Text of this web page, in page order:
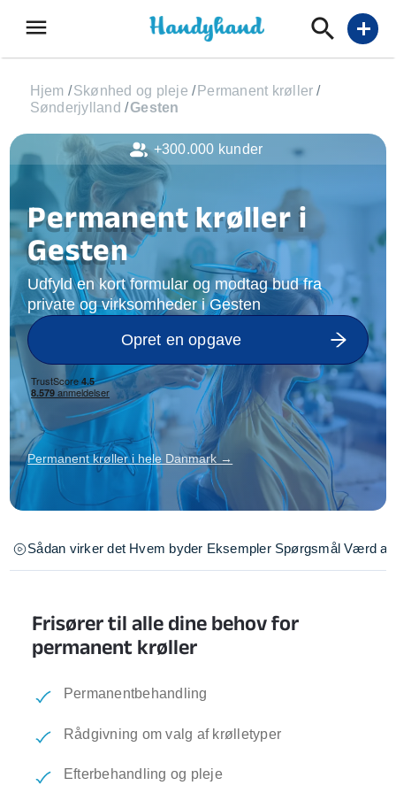
menu add
Hjem /Skønhed og pleje / Permanent krøller /
Sønderjylland /Gesten
Permanent krøller i
Gesten
Udfyld en kort formular og modtag bud fra
private og virksomheder i Gesten
Opret en opgave
Permanent krøller i hele Danmark →
Sådan virker det Hvem byder Eksempler Spørgsmål Værd at
Frisører til alle dine behov for
permanent krøller
Permanentbehandling
Rådgivning om valg af krølletyper
Efterbehandling og pleje
+300.000 kunder